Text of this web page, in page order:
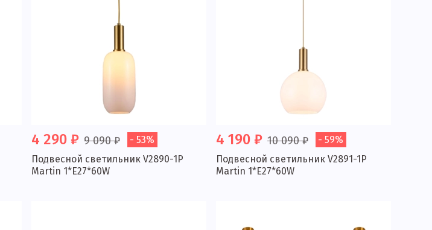
4 290 ₽ 9 090 ₽
- 53%
Подвесной светильник V2890-1P
Martin 1*E27*60W
4 190 ₽ 10 090 ₽
- 59%
Подвесной светильник V2891-1P
Martin 1*E27*60W